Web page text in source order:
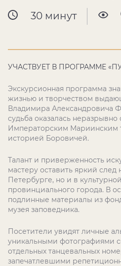
30 минут
УЧАСТВУЕТ В ПРОГРАММЕ
Экскурсионная программа
жизнью и творчеством
Владимира Александровича
судьба оказалась неразрывно
Императорским Мариинским
историей Боровичей.
Талант и приверженность
мастеру оставить яркий след
Петербурге, но и в
провинциального города. В
подлинные материалы из
музея заповедника.
Посетители увидят личные
уникальными фотографиями
отдельных танцевальных
запечатлевшими